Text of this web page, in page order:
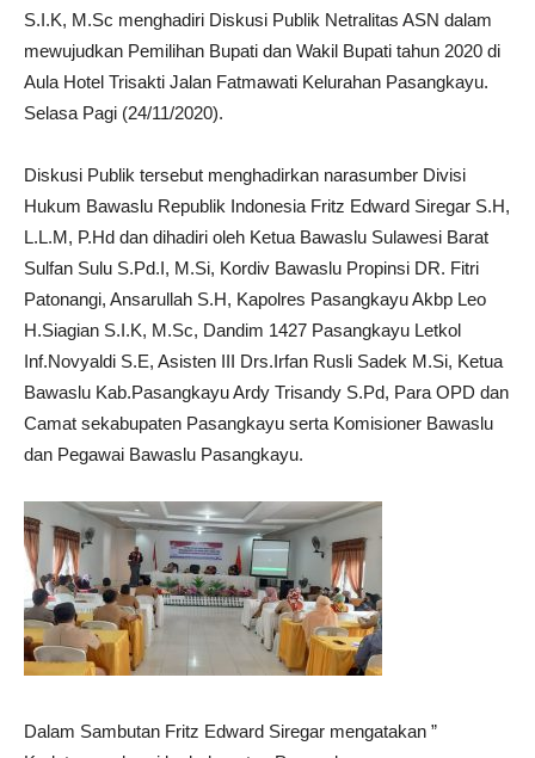
S.I.K, M.Sc menghadiri Diskusi Publik Netralitas ASN dalam
mewujudkan Pemilihan Bupati dan Wakil Bupati tahun 2020 di
Aula Hotel Trisakti Jalan Fatmawati Kelurahan Pasangkayu.
Selasa Pagi (24/11/2020).
Diskusi Publik tersebut menghadirkan narasumber Divisi
Hukum Bawaslu Republik Indonesia Fritz Edward Siregar S.H,
L.L.M, P.Hd dan dihadiri oleh Ketua Bawaslu Sulawesi Barat
Sulfan Sulu S.Pd.I, M.Si, Kordiv Bawaslu Propinsi DR. Fitri
Patonangi, Ansarullah S.H, Kapolres Pasangkayu Akbp Leo
H.Siagian S.I.K, M.Sc, Dandim 1427 Pasangkayu Letkol
Inf.Novyaldi S.E, Asisten III Drs.Irfan Rusli Sadek M.Si, Ketua
Bawaslu Kab.Pasangkayu Ardy Trisandy S.Pd, Para OPD dan
Camat sekabupaten Pasangkayu serta Komisioner Bawaslu
dan Pegawai Bawaslu Pasangkayu.
Dalam Sambutan Fritz Edward Siregar mengatakan ”